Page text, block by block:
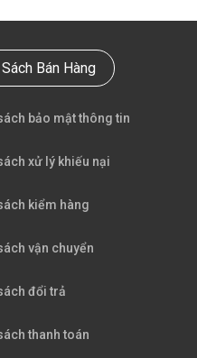
Bán Hàng
bảo mật thông tin
xử lý khiếu nại
kiểm hàng
vận chuyển
đổi trả
thanh toán